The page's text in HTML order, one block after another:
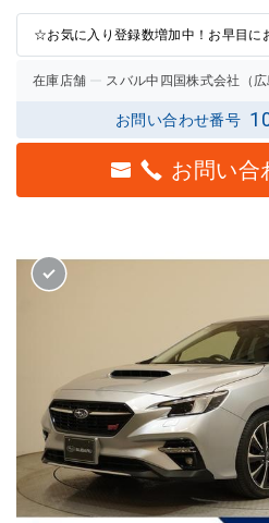
☆お気に入り登録数増加中！お早目に
在庫店舗 スバル中四国株式会社（
お問い合わせ番号
お問い合